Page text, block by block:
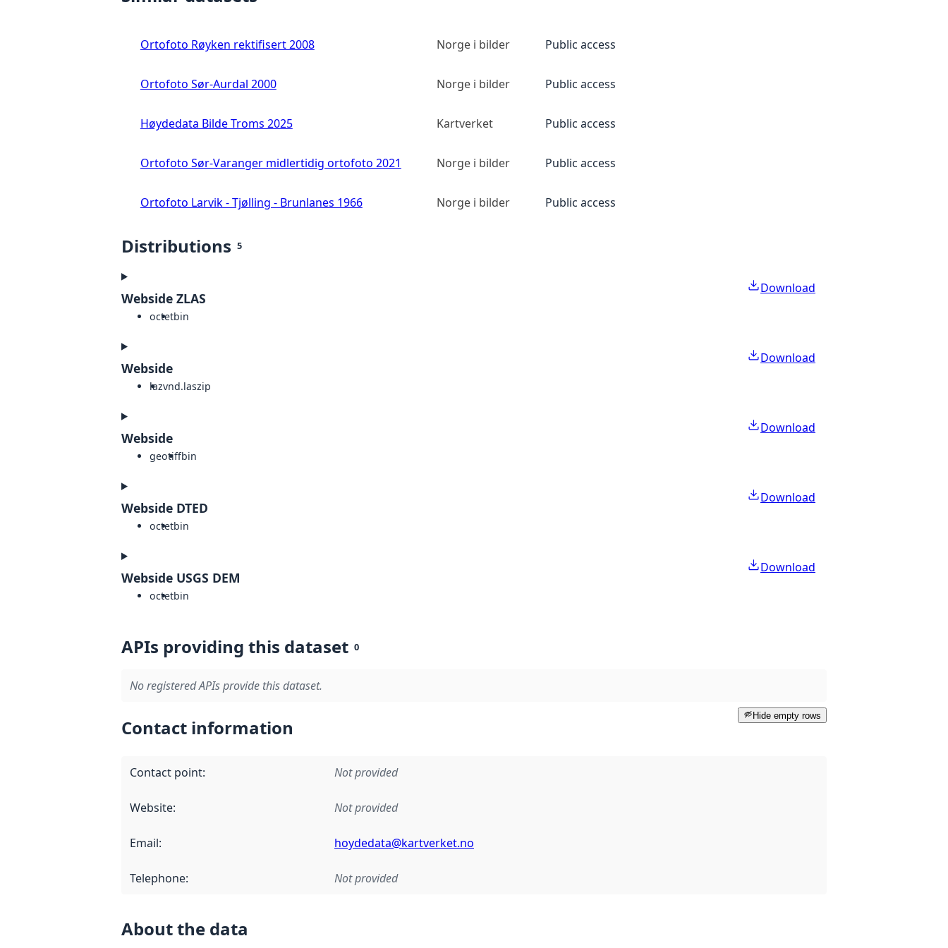
Ortofoto Røyken rektifisert 2008 Norge i bilder Public access
Ortofoto Sør-Aurdal 2000 Norge i bilder Public access
Høydedata Bilde Troms 2025 Kartverket Public access
Ortofoto Sør-Varanger midlertidig ortofoto 2021 Norge i bilder Public access
Ortofoto Larvik - Tjølling - Brunlanes 1966 Norge i bilder Public access
Distributions 5
Webside ZLAS
octetbin
Download
Webside
lazvnd.laszip
Download
Webside
geotiffbin
Download
Webside DTED
octetbin
Download
Webside USGS DEM
octetbin
Download
APIs providing this dataset 0
No registered APIs provide this dataset.
Hide empty rows
Contact information
Contact point: Not provided
Website: Not provided
Email: hoydedata@kartverket.no
Telephone: Not provided
About the data